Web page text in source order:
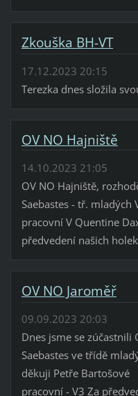
Zkouška BH-VT
17.12.2023 20:15
Terezka dnes složila
OV NO Hajniště
14.10.2023 21:05
OV NO Hajniště,
Saebastes - tř. mladých
pracovní V Quentine
předvedení našich
OV NO Jaroměř
09.09.2023 20:03
Dnes jsme se
Saebastes ve třídě
děkuji Petře Bartošové
pracovní - V3 Za